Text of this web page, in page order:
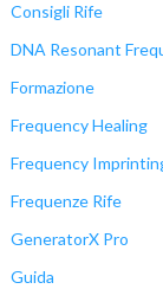
Consigli Rife
DNA Resonant
Formazione
Frequency Healing
Frequency
Frequenze Rife
GeneratorX Pro
Guida